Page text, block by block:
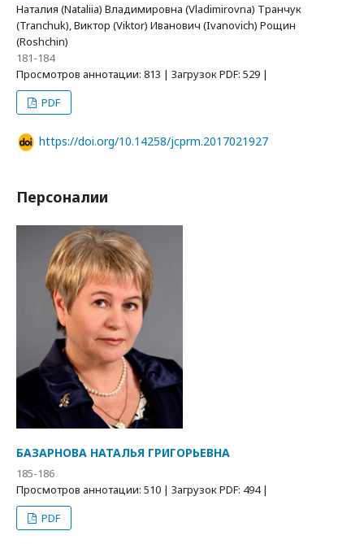
Наталия (Nataliia) Владимировна (Vladimirovna) Транчук
(Tranchuk), Виктор (Viktor) Иванович (Ivanovich) Рощин
(Roshchin)
181-184
Просмотров аннотации: 813 | Загрузок PDF: 529 |
PDF
https://doi.org/10.14258/jcprm.2017021927
Персоналии
БАЗАРНОВА НАТАЛЬЯ ГРИГОРЬЕВНА
185-186
Просмотров аннотации: 510 | Загрузок PDF: 494 |
PDF